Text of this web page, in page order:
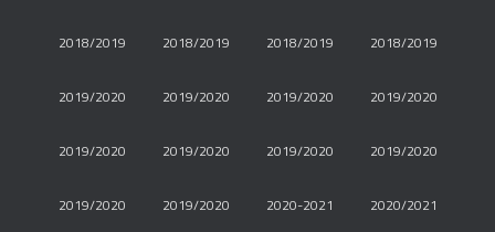
2018/2019 2018/2019 2018/2019 2018/2019
2019/2020 2019/2020 2019/2020 2019/2020
2019/2020 2019/2020 2019/2020 2019/2020
2019/2020 2019/2020 2020-2021 2020/2021